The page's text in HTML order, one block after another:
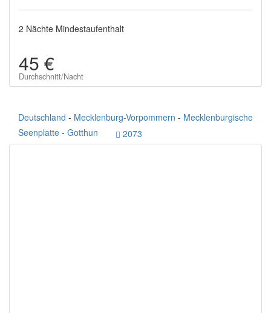
2 Nächte Mindestaufenthalt
45 €
Durchschnitt/Nacht
Deutschland - Mecklenburg-Vorpommern - Mecklenburgische
Seenplatte - Gotthun 2073